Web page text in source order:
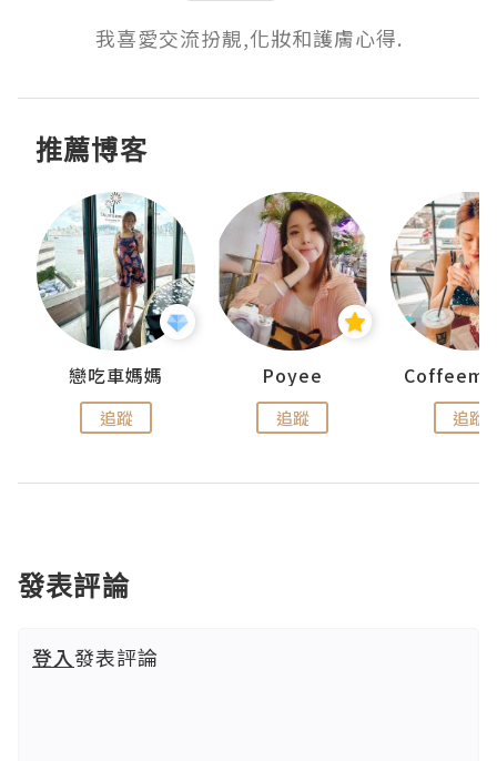
我喜愛交流扮靚,化妝和護膚心得.
推薦博客
戀吃車媽媽
追蹤
Poyee
追蹤 追蹤
發表評論
登入發表評論